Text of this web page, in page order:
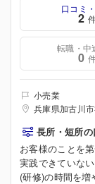
口コミ
2
転職・中
0
小売業
兵庫県加古川
長所・短所の
お客様のことを
実践できていな
(研修)の時間を増